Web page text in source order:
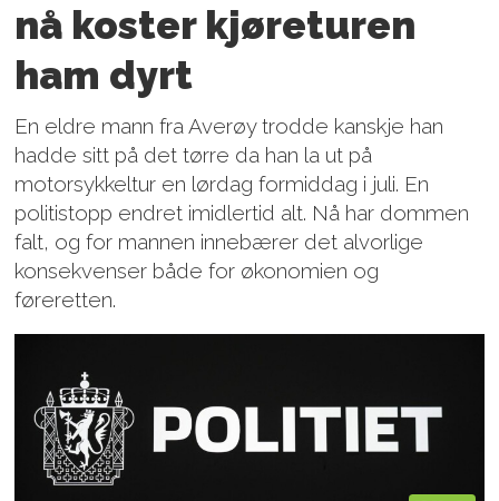
nå koster kjøreturen
ham dyrt
En eldre mann fra Averøy trodde kanskje han
hadde sitt på det tørre da han la ut på
motorsykkeltur en lørdag formiddag i juli. En
politistopp endret imidlertid alt. Nå har dommen
falt, og for mannen innebærer det alvorlige
konsekvenser både for økonomien og
føreretten.